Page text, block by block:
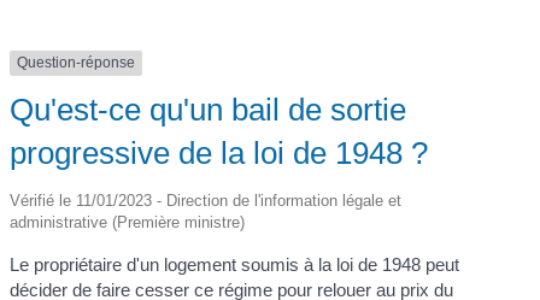
Question-réponse
Qu'est-ce qu'un bail de sortie
progressive de la loi de 1948 ?
Vérifié le 11/01/2023 - Direction de l'information légale et
administrative (Première ministre)
Le propriétaire d'un logement soumis à la loi de 1948 peut
décider de faire cesser ce régime pour relouer au prix du